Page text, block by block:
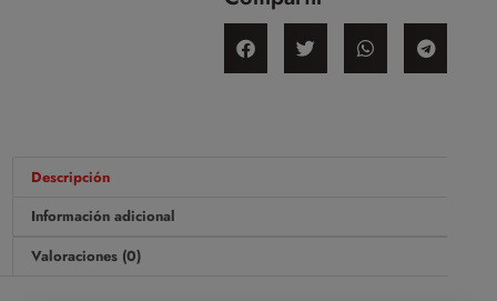
Descripción
Información adicional
Valoraciones (0)